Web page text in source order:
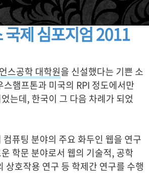
2011. 2. 28. 01:50
국제 심포지엄 2011
스공학 대학원을 신설했다는 기쁜 소
햄프톤과 미국의 RPI 정도에서만
는데, 한국이 그 다음 차례가 되었
퓨팅 분야의 주요 화두인 웹을 연구
학문 분야로서 웹의 기술적, 공학
상호작용 연구 등 학제간 연구를 수행